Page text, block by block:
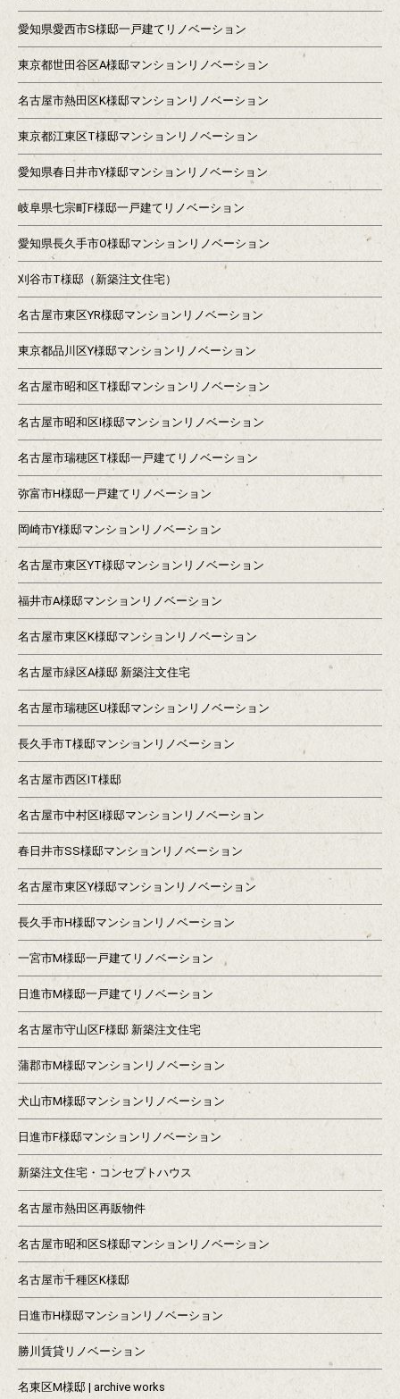
愛知県愛西市S様邸一戸建てリノベーション
東京都世田谷区A様邸マンションリノベーション
名古屋市熱田区K様邸マンションリノベーション
東京都江東区T様邸マンションリノベーション
愛知県春日井市Y様邸マンションリノベーション
岐阜県七宗町F様邸一戸建てリノベーション
愛知県長久手市O様邸マンションリノベーション
刈谷市T様邸（新築注文住宅）
名古屋市東区YR様邸マンションリノベーション
東京都品川区Y様邸マンションリノベーション
名古屋市昭和区T様邸マンションリノベーション
名古屋市昭和区I様邸マンションリノベーション
名古屋市瑞穂区T様邸一戸建てリノベーション
弥富市H様邸一戸建てリノベーション
岡崎市Y様邸マンションリノベーション
名古屋市東区YT様邸マンションリノベーション
福井市A様邸マンションリノベーション
名古屋市東区K様邸マンションリノベーション
名古屋市緑区A様邸 新築注文住宅
名古屋市瑞穂区U様邸マンションリノベーション
長久手市T様邸マンションリノベーション
名古屋市西区IT様邸
名古屋市中村区I様邸マンションリノベーション
春日井市SS様邸マンションリノベーション
名古屋市東区Y様邸マンションリノベーション
長久手市H様邸マンションリノベーション
一宮市M様邸一戸建てリノベーション
日進市M様邸一戸建てリノベーション
名古屋市守山区F様邸 新築注文住宅
蒲郡市M様邸マンションリノベーション
犬山市M様邸マンションリノベーション
日進市F様邸マンションリノベーション
新築注文住宅・コンセプトハウス
名古屋市熱田区再販物件
名古屋市昭和区S様邸マンションリノベーション
名古屋市千種区K様邸
日進市H様邸マンションリノベーション
勝川賃貸リノベーション
名東区M様邸 | archive works